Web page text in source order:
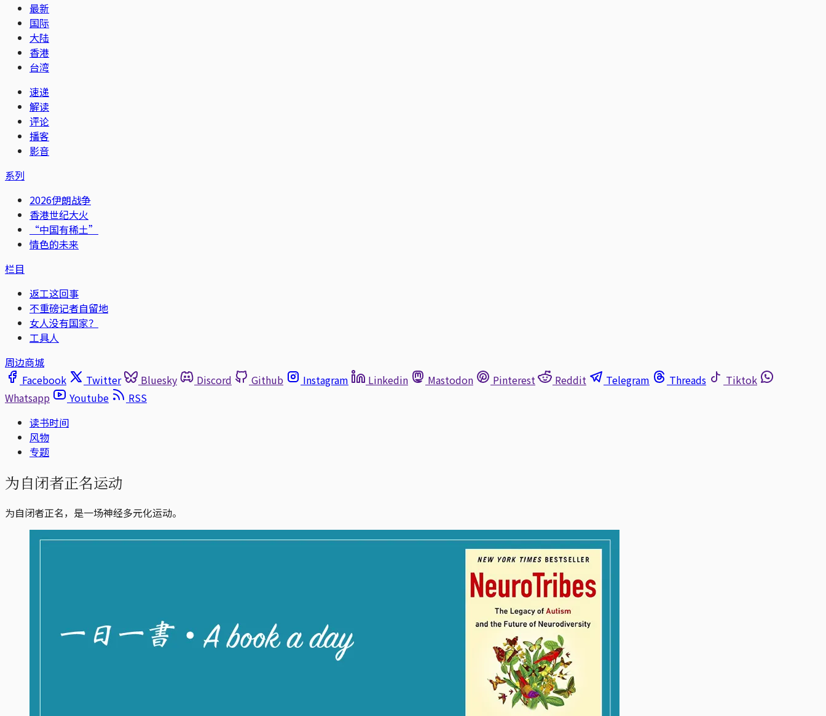
最新
国际
大陆
香港
台湾
速递
解读
评论
播客
影音
系列
2026伊朗战争
香港世纪大火
“中国有稀土”
情色的未来
栏目
返工这回事
不重磅记者自留地
女人没有国家？
工具人
周边商城
Facebook
Twitter Bluesky Discord Github Instagram Linkedin Mastodon Pinterest Reddit Telegram Threads
Tiktok
Whatsapp
Youtube
RSS
读书时间
风物
专题
为自闭者正名运动
为自闭者正名，是一场神经多元化运动。